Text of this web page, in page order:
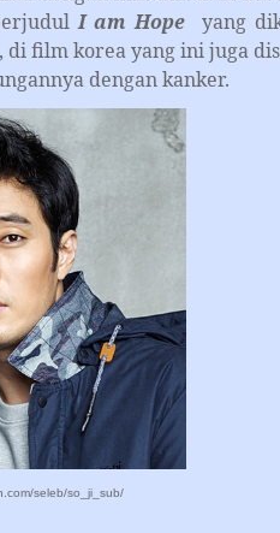
I am Hope yang
di film korea yang ini juga
dengan kanker.
seleb/so_ji_sub/